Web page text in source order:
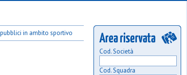
in ambito sportivo
Cod. Società
Cod. Squadra